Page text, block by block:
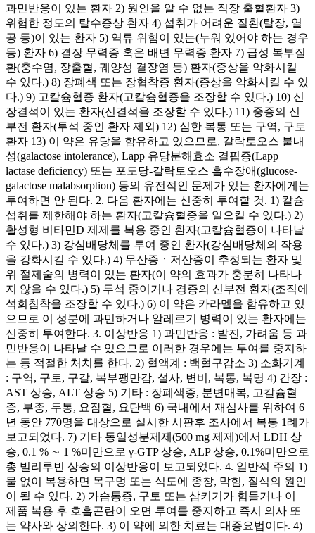
과민반응이 있는 환자 2) 원인을 알 수 없는 직장 출혈환자 3)
위험한 정도의 탈수증상 환자 4) 섭취가 어려운 질환(탈장, 열
공 등)이 있는 환자 5) 역류 위험이 있는(누워 있어야 하는 경우
등) 환자 6) 결장 무력증 혹은 배변 무력증 환자 7) 급성 복부질
환(충수염, 장출혈, 궤양성 결장염 등) 환자(증상을 악화시킬
수 있다.) 8) 장폐색 또는 장협착증 환자(증상을 악화시킬 수 있
다.) 9) 고칼슘혈증 환자(고칼슘혈증을 조장할 수 있다.) 10) 신
장결석이 있는 환자(신결석을 조장할 수 있다.) 11) 중증의 신
부전 환자(투석 중인 환자 제외) 12) 심한 복통 또는 구역, 구토
환자 13) 이 약은 유당을 함유하고 있으므로, 갈락토오스 불내
성(galactose intolerance), Lapp 유당분해효소 결핍증(Lapp
lactase deficiency) 또는 포도당-갈락토오스 흡수장애(glucose-
galactose malabsorption) 등의 유전적인 문제가 있는 환자에게는
투여하면 안 된다. 2. 다음 환자에는 신중히 투여할 것. 1) 칼슘
섭취를 제한해야 하는 환자(고칼슘혈증을 일으킬 수 있다.) 2)
활성형 비타민D 제제를 복용 중인 환자(고칼슘혈증이 나타날
수 있다.) 3) 강심배당체를 투여 중인 환자(강심배당체의 작용
을 강화시킬 수 있다.) 4) 무산증ㆍ저산증이 추정되는 환자 및
위 절제술의 병력이 있는 환자(이 약의 효과가 충분히 나타나
지 않을 수 있다.) 5) 투석 중이거나 경증의 신부전 환자(조직에
석회침착을 조장할 수 있다.) 6) 이 약은 카라멜을 함유하고 있
으므로 이 성분에 과민하거나 알레르기 병력이 있는 환자에는
신중히 투여한다. 3. 이상반응 1) 과민반응 : 발진, 가려움 등 과
민반응이 나타날 수 있으므로 이러한 경우에는 투여를 중지하
는 등 적절한 처치를 한다. 2) 혈액계 : 백혈구감소 3) 소화기계
: 구역, 구토, 구갈, 복부팽만감, 설사, 변비, 복통, 복명 4) 간장 :
AST 상승, ALT 상승 5) 기타 : 장폐색증, 분변매복, 고칼슘혈
증, 부종, 두통, 요잠혈, 요단백 6) 국내에서 재심사를 위하여 6
년 동안 770명을 대상으로 실시한 시판후 조사에서 복통 1례가
보고되었다. 7) 기타 동일성분제제(500 mg 제제)에서 LDH 상
승, 0.1 % ∼ 1 %미만으로 γ-GTP 상승, ALP 상승, 0.1%미만으로
총 빌리루빈 상승의 이상반응이 보고되었다. 4. 일반적 주의 1)
물 없이 복용하면 목구멍 또는 식도에 종창, 막힘, 질식의 원인
이 될 수 있다. 2) 가슴통증, 구토 또는 삼키기가 힘들거나 이
제품 복용 후 호흡곤란이 오면 투여를 중지하고 즉시 의사 또
는 약사와 상의한다. 3) 이 약에 의한 치료는 대증요법이다. 4)